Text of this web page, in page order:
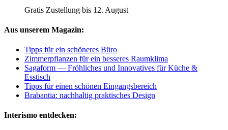
Gratis Zustellung bis 12. August
Aus unserem Magazin:
Tipps für ein schöneres Büro
Zimmerpflanzen für ein besseres Raumklima
Sagaform — Fröhliches und Innovatives für Küche &
Esstisch
Tipps für einen schönen Eingangsbereich
Brabantia: nachhaltig praktisches Design
Interismo entdecken: